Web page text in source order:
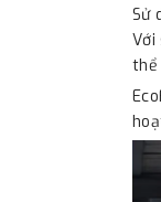
Sử
thể